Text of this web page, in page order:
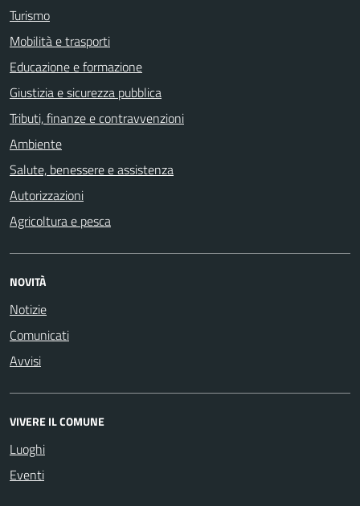
Turismo
Mobilità e trasporti
Educazione e formazione
Giustizia e sicurezza pubblica
Tributi, finanze e contravvenzioni
Ambiente
Salute, benessere e assistenza
Autorizzazioni
Agricoltura e pesca
NOVITÀ
Notizie
Comunicati
Avvisi
VIVERE IL COMUNE
Luoghi
Eventi